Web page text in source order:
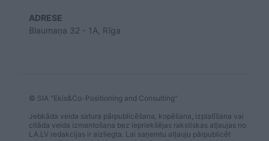
ADRESE
Blaumaņa 32 - 1A, Rīga
© SIA "Ekis&Co-Positioning and Consulting"
Jebkāda veida satura pārpublicēšana, kopēšana, izplatīšana vai
citāda veida izmantošana bez iepriekšējas rakstiskas atļaujas no
LA.LV redakcijas ir aizliegta. Lai saņemtu atļauju pārpublicēt